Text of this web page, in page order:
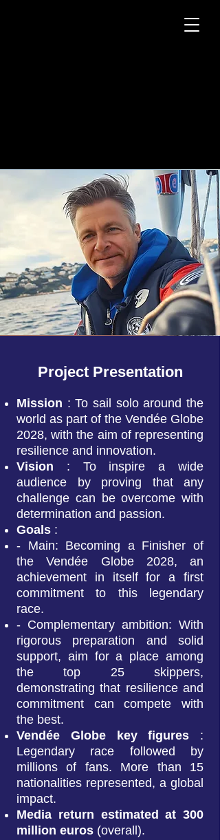
Project Presentation
Mission : To sail solo around the
world as part of the Vendée Globe
2028, with the aim of representing
resilience and innovation.
Vision : To inspire a wide
audience by proving that any
challenge can be overcome with
determination and passion.
Goals :
- Main: Becoming a Finisher of
the Vendée Globe 2028, an
achievement in itself for a first
commitment to this legendary
race.
- Complementary ambition: With
rigorous preparation and solid
support, aim for a place among
the top 25 skippers,
demonstrating that resilience and
commitment can compete with
the best.
Vendée Globe key figures :
Legendary race followed by
millions of fans. More than 15
nationalities represented, a global
impact.
Media return estimated at 300
million euros (overall).